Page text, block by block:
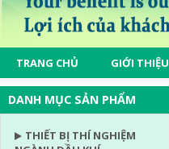
TRANG CHỦ GIỚI THIỆU
DANH MỤC SẢN PHẨM
THIẾT BỊ THÍ NGHIỆM